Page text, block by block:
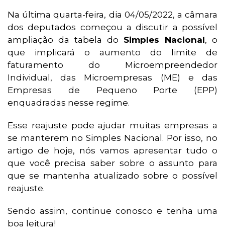
Na última quarta-feira, dia 04/05/2022, a câmara
dos deputados começou a discutir a possível
ampliação da tabela do Simples Nacional, o
que implicará o aumento do limite de
faturamento do Microempreendedor
Individual, das Microempresas (ME) e das
Empresas de Pequeno Porte (EPP)
enquadradas nesse regime.
Esse reajuste pode ajudar muitas empresas a
se manterem no Simples Nacional. Por isso, no
artigo de hoje, nós vamos apresentar tudo o
que você precisa saber sobre o assunto para
que se mantenha atualizado sobre o possível
reajuste.
Sendo assim, continue conosco e tenha uma
boa leitura!